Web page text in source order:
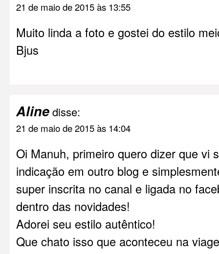
21 de maio de 2015 às 13:55
Muito linda a foto e gostei do estilo
Bjus
Alinedisse:
21 de maio de 2015 às 14:04
Oi Manuh, primeiro quero dizer que vi
indicação em outro blog e
super inscrita no canal e ligada no
dentro das novidades!
Adorei seu estilo autêntico!
Que chato isso que aconteceu na